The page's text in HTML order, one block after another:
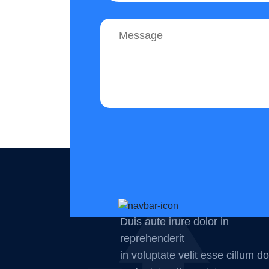
Duis aute irure dolor in
reprehenderit
in voluptate velit esse cillum